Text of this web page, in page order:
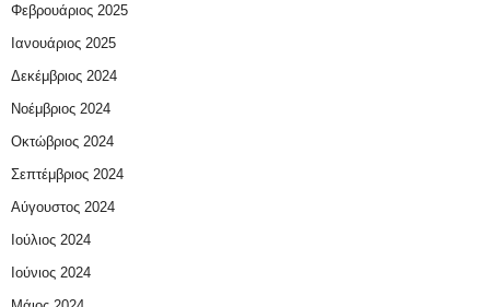
Φεβρουάριος 2025
Ιανουάριος 2025
Δεκέμβριος 2024
Νοέμβριος 2024
Οκτώβριος 2024
Σεπτέμβριος 2024
Αύγουστος 2024
Ιούλιος 2024
Ιούνιος 2024